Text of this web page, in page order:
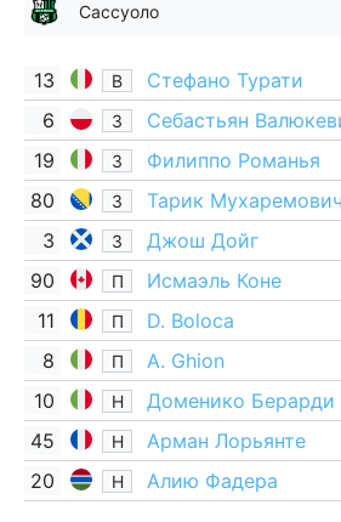
Сассуоло
13 В Стефано Турати
6 З Себастьян
19 З Филиппо Романья
80 З Тарик Мухаремович
3 З Джош Дойг
90 П Исмаэль Коне
11 П D. Boloca
8 П A. Ghion
10 Н Доменико Берарди
45 Н Арман Лорьянте
20 Н Алию Фадера